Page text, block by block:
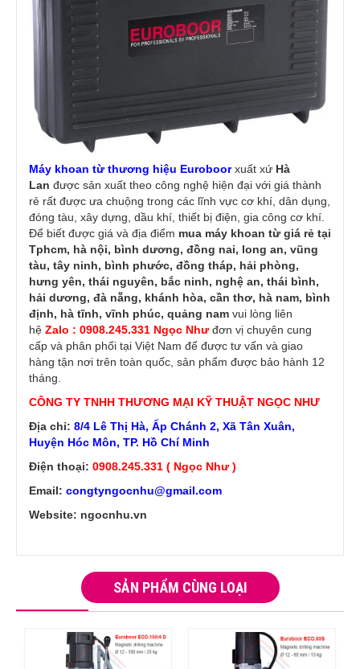
Máy khoan từ thương hiệu Euroboorxuất xứ Hà
Lan được sản xuất theo công nghệ hiện đại với giá thành
rẻ rất được ưa chuộng trong các lĩnh vực cơ khí, dân dụng,
đóng tàu, xây dựng, dầu khí, thiết bị điện, gia công cơ khí.
Để biết được giá và địa điểm mua máy khoan từ giá rẻ tại
Tphcm, hà nội, bình dương, đồng nai, long an, vũng
tàu, tây ninh, bình phước, đồng tháp, hải phòng,
hưng yên, thái nguyên, bắc ninh, nghệ an, thái bình,
hải dương, đà nẵng, khánh hòa, cần thơ, hà nam, bình
định, hà tĩnh, vĩnh phúc, quảng nam vui lòng liên
hệ Zalo : 0908.245.331 Ngọc Nhưđơn vị chuyên cung
cấp và phân phối tại Việt Nam để được tư vấn và giao
hàng tận nơi trên toàn quốc, sản phẩm được bảo hành 12
tháng.
CÔNG TY TNHH THƯƠNG MẠI KỸ THUẬT NGỌC NHƯ
Địa chỉ: 8/4 Lê Thị Hà, Ấp Chánh 2, Xã Tân Xuân,
Huyện Hóc Môn, TP. Hồ Chí Minh
Điện thoại: 0908.245.331 ( Ngọc Như )
Email: congtyngocnhu@gmail.com
Website: ngocnhu.vn
SẢN PHẨM CÙNG LOẠI